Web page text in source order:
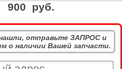
900 руб.
отправьте ЗАПРОС и
о наличии Вашей запчасти.